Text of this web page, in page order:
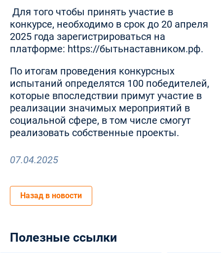
Для того чтобы принять участие в
конкурсе, необходимо в срок до 20 апреля
2025 года зарегистрироваться на
платформе: https://бытьнаставником.рф.
По итогам проведения конкурсных
испытаний определятся 100 победителей,
которые впоследствии примут участие в
реализации значимых мероприятий в
социальной сфере, в том числе смогут
реализовать собственные проекты.
07.04.2025
Назад в новости
Полезные ссылки